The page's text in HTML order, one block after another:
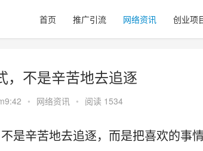
首页 推广引流 网络资讯 创业项
，不是辛苦地去追逐
• 网络资讯 • 阅读 1534
是辛苦地去追逐，而是把喜欢的事情